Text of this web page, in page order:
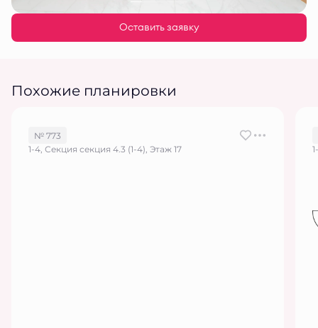
Оставить заявку
Похожие планировки
№ 773
1-4, Секция секция 4.3 (1-4), Этаж 17